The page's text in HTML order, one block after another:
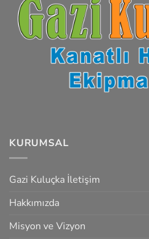
KURUMSAL
Gazi Kuluçka İletişim
Hakkımızda
Misyon ve Vizyon